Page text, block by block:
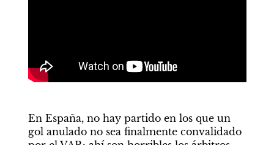
En España, no hay partido en los que un
gol anulado no sea finalmente convalidado